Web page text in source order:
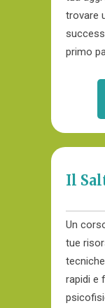
trovare
primo
Il
Un
tue
rapidi e